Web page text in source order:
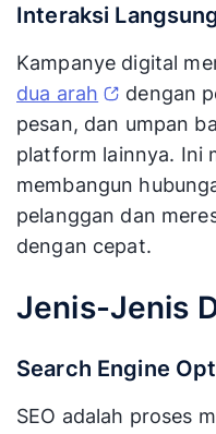
Interaksi
Kampanye digital
dua arah
dengan
pesan, dan umpan
platform lainnya. Ini
membangun
pelanggan dan
dengan cepat.
Jenis-Jenis
Search Engine
SEO adalah proses